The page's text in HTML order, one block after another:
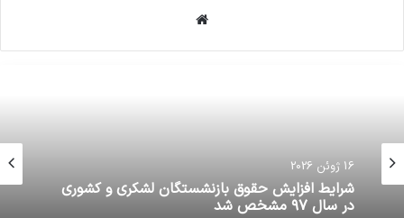
16 ژوئن 2026
شرایط افزایش حقوق بازنشستگان لشکری و کشوری
در سال ۹۷ مشخص شد